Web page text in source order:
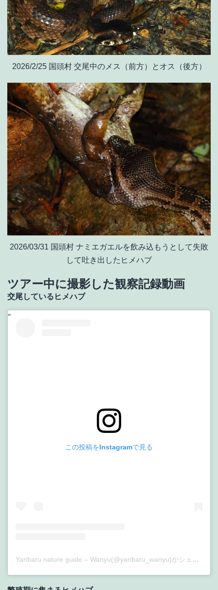
2026/2/25 国頭村 交尾中のメス（前方）とオス（後方）
2026/03/31 国頭村 ナミエガエルを飲み込もうとして失敗
して吐き出したヒメハブ
ツアー中に撮影した観察記録動画
交尾しているヒメハブ
この投稿をInstagramで見る
Yanbaru nature guide – Wanyu(@yanbaru_wanyu)がシェアした投稿